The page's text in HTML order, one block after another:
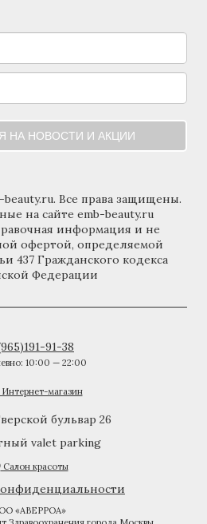
НА НОВОСТИ И АКЦИИ
Все права защищены.
на сайте emb-beauty.ru
информация и не
офертой, определяемой
437 Гражданского кодекса
Федерации
91-38
10:00 — 22:00
магазин
бульвар 26
valet parking
Салон красоты
«АВЕРРОА»